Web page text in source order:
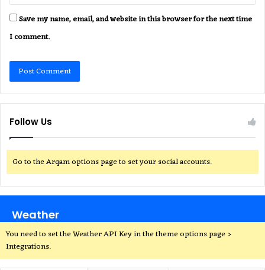
Save my name, email, and website in this browser for the next time
I comment.
Follow Us
Go to the Arqam options page to set your social accounts.
Weather
You need to set the Weather API Key in the theme options page >
Integrations.